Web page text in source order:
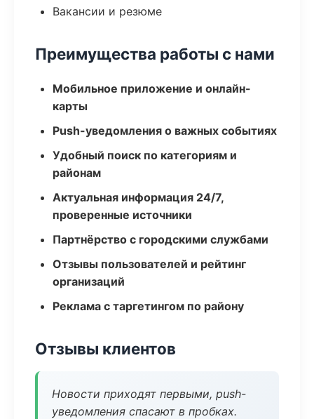
Вакансии и резюме
Преимущества работы с нами
Мобильное приложение и онлайн-
карты
Push-уведомления о важных событиях
Удобный поиск по категориям и
районам
Актуальная информация 24/7,
проверенные источники
Партнёрство с городскими службами
Отзывы пользователей и рейтинг
организаций
Реклама с таргетингом по району
Отзывы клиентов
Новости приходят первыми, push-
уведомления спасают в пробках.